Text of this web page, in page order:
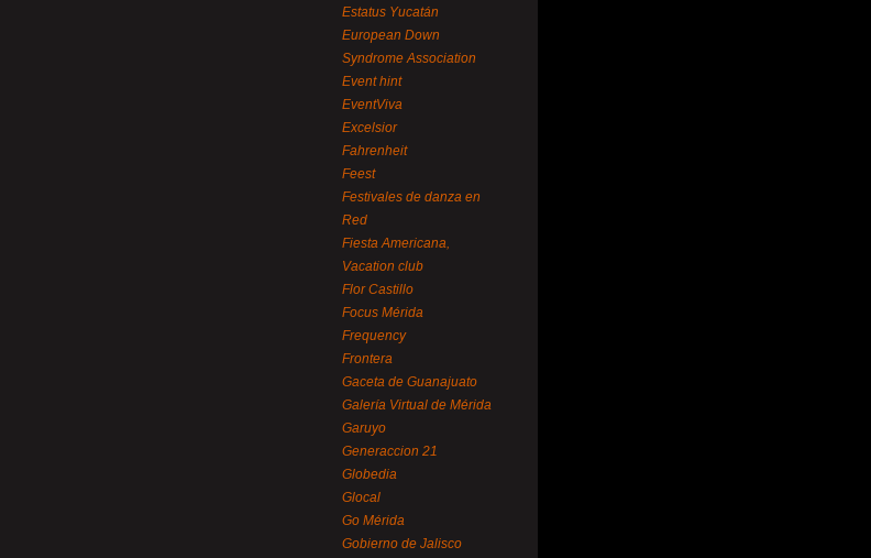
Estatus Yucatán
European Down
Syndrome Association
Event hint
EventViva
Excelsior
Fahrenheit
Feest
Festivales de danza en
Red
Fiesta Americana,
Vacation club
Flor Castillo
Focus Mérida
Frequency
Frontera
Gaceta de Guanajuato
Galería Virtual de Mérida
Garuyo
Generaccion 21
Globedia
Glocal
Go Mérida
Gobierno de Jalisco